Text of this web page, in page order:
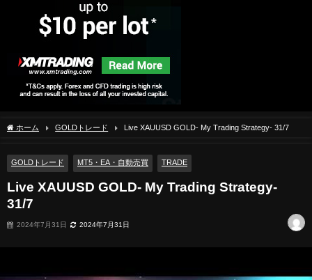
ホーム GOLDトレード Live XAUUSD GOLD- My Trading Strategy- 31/7
GOLDトレード MT5・EA・自動売買 TRADE
Live XAUUSD GOLD- My Trading Strategy-
31/7
2024年7月31日 2024年7月31日